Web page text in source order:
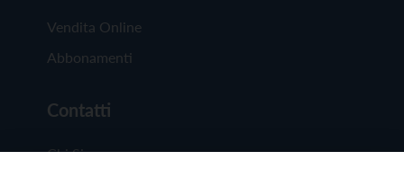
Vendita Online
Abbonamenti
Contatti
Chi Siamo